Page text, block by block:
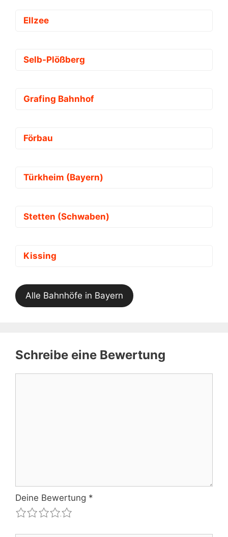
Ellzee
Selb-Plößberg
Grafing Bahnhof
Förbau
Türkheim (Bayern)
Stetten (Schwaben)
Kissing
Alle Bahnhöfe in Bayern
Schreibe eine Bewertung
Deine Bewertung *
4
3
2
1